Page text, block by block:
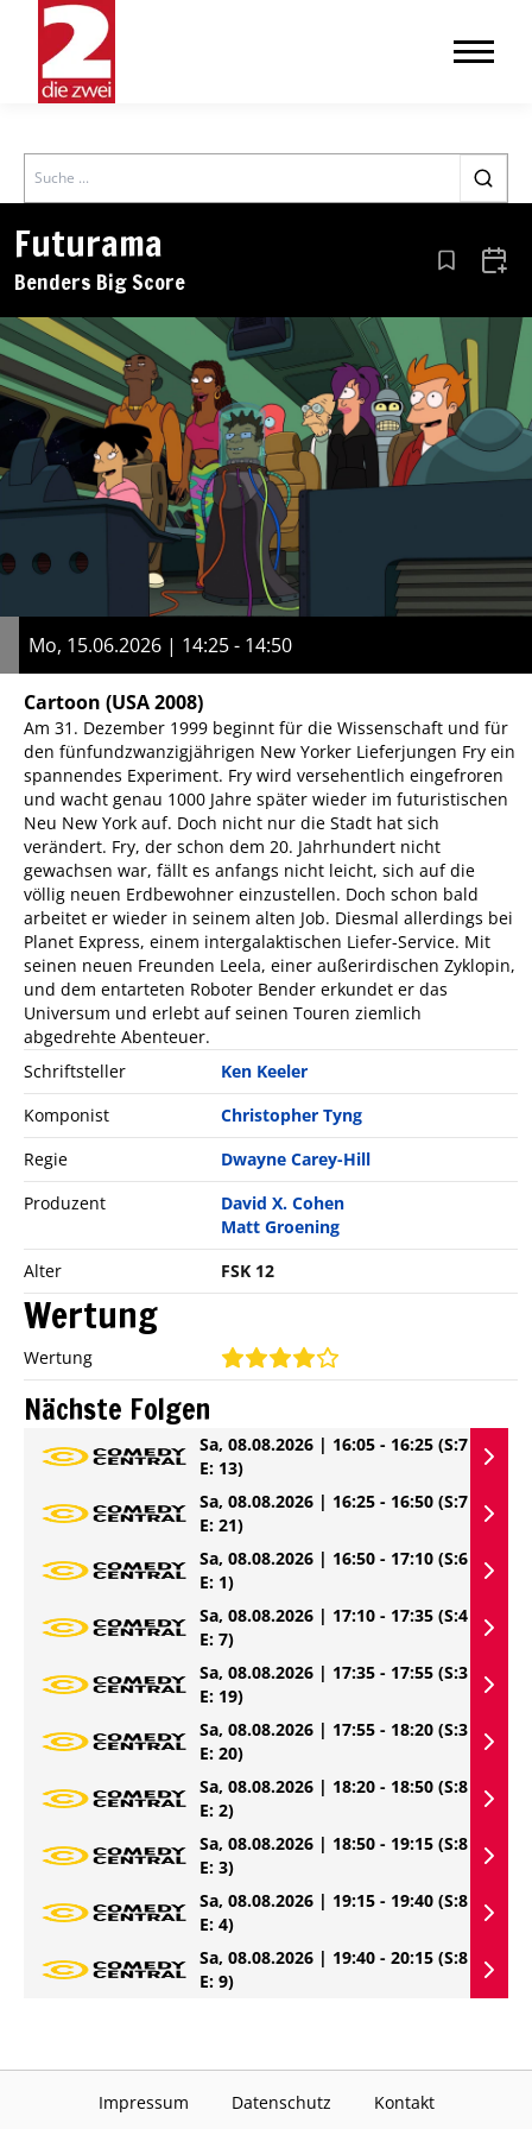
Search
Futurama
Benders Big Score Aus den
Mo, 15.06.2026 | 14:25 - 14:50
Cartoon (USA 2008)
Am 31. Dezember 1999 beginnt für die Wissenschaft und für
den fünfundzwanzigjährigen New Yorker Lieferjungen Fry ein
spannendes Experiment. Fry wird versehentlich eingefroren
und wacht genau 1000 Jahre später wieder im futuristischen
Neu New York auf. Doch nicht nur die Stadt hat sich
verändert. Fry, der schon dem 20. Jahrhundert nicht
gewachsen war, fällt es anfangs nicht leicht, sich auf die
völlig neuen Erdbewohner einzustellen. Doch schon bald
arbeitet er wieder in seinem alten Job. Diesmal allerdings bei
Planet Express, einem intergalaktischen Liefer-Service. Mit
seinen neuen Freunden Leela, einer außerirdischen Zyklopin,
und dem entarteten Roboter Bender erkundet er das
Universum und erlebt auf seinen Touren ziemlich
abgedrehte Abenteuer.
Schriftsteller
Ken Keeler
Komponist
Christopher Tyng
Regie
Dwayne Carey-Hill
Produzent
David X. Cohen
Matt Groening
Alter
FSK 12
Wertung
Wertung
Nächste Folgen
Sa, 08.08.2026 | 16:05 - 16:25 (S:7
E: 13)
Sa, 08.08.2026 | 16:25 - 16:50 (S:7
E: 21)
Sa, 08.08.2026 | 16:50 - 17:10 (S:6
E: 1)
Sa, 08.08.2026 | 17:10 - 17:35 (S:4
E: 7)
Sa, 08.08.2026 | 17:35 - 17:55 (S:3
E: 19)
Sa, 08.08.2026 | 17:55 - 18:20 (S:3
E: 20)
Sa, 08.08.2026 | 18:20 - 18:50 (S:8
E: 2)
Sa, 08.08.2026 | 18:50 - 19:15 (S:8
E: 3)
Sa, 08.08.2026 | 19:15 - 19:40 (S:8
E: 4)
Sa, 08.08.2026 | 19:40 - 20:15 (S:8
E: 9)
Impressum Datenschutz Kontakt